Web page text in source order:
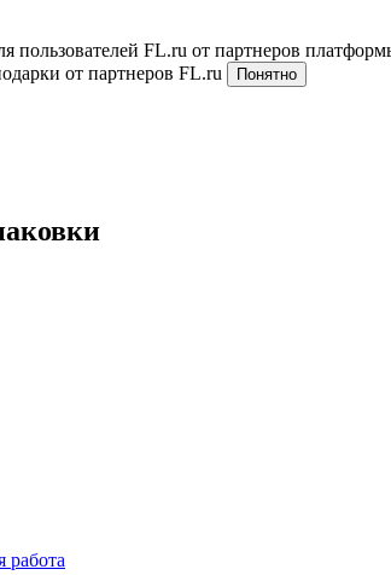
пользователей FL.ru от партнеров
от партнеров FL.ru
Понятно